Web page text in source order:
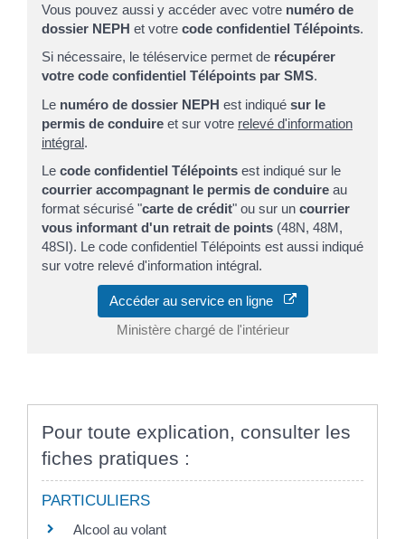
Vous pouvez aussi y accéder avec votre numéro de
dossier NEPH et votre code confidentiel Télépoints.
Si nécessaire, le téléservice permet de récupérer
votre code confidentiel Télépoints par SMS.
Le numéro de dossier NEPH est indiqué sur le
permis de conduire et sur votre relevé d'information
intégral.
Le code confidentiel Télépoints est indiqué sur le
courrier accompagnant le permis de conduire au
format sécurisé "carte de crédit" ou sur un courrier
vous informant d'un retrait de points (48N, 48M,
48SI). Le code confidentiel Télépoints est aussi indiqué
sur votre relevé d'information intégral.
Accéder au service en ligne
Ministère chargé de l'intérieur
Pour toute explication, consulter les
fiches pratiques :
PARTICULIERS
Alcool au volant